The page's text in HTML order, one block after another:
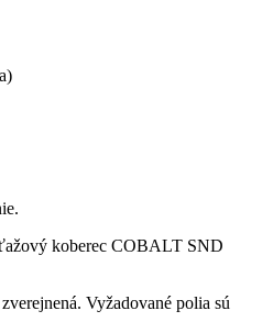
koberec COBALT SND
Vyžadované polia sú